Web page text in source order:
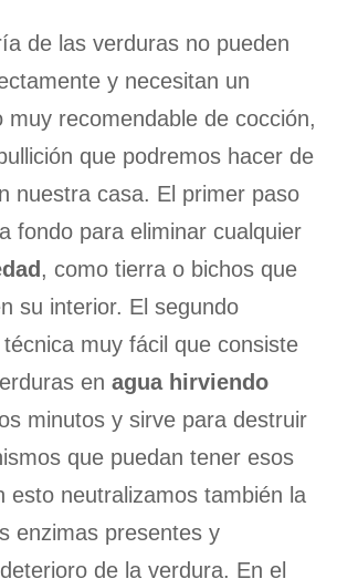
de las verduras no pueden
y necesitan un
muy recomendable de cocción,
que podremos hacer de
nuestra casa. El primer paso
a fondo para eliminar cualquier
, como tierra o bichos que
su interior. El segundo
técnica muy fácil que consiste
en agua hirviendo
minutos y sirve para destruir
que puedan tener esos
esto neutralizamos también la
enzimas presentes y
de la verdura. En el